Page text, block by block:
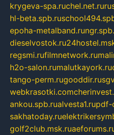
krygeva-spa.ruchel.net.ru
hl-beta.spb.ru
epoha-metalband.ru
dieselvostok.ru
regsmi.rufilmnetwork.ru
h2o-salon.rumalutkayork.ru
tango-perm.rugooddir.ru
webkrasotki.com
ankou.spb.rualvesta1.rupdf-
sakhatoday.ru
golf2club.msk.ru